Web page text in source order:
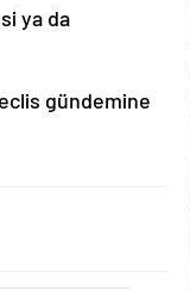
ya da
gündemine